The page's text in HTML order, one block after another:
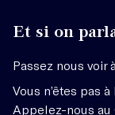
Et si on
Passez nous voir
Vous n’êtes pas
Appelez-nous au